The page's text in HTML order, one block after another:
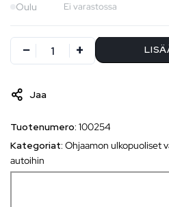
Oulu Ei varastossa
Jaa
Tuotenumero: 100254
Kategoriat: Ohjaamon ulkopuoliset
autoihin